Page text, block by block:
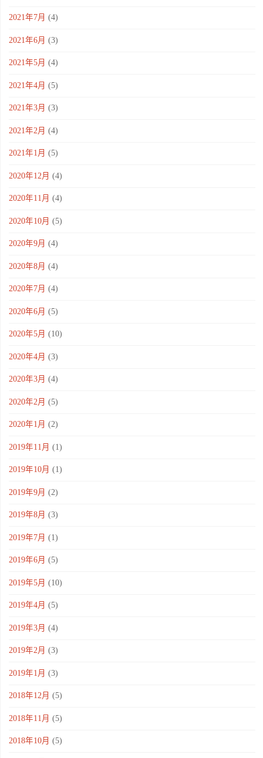
2021年7月 (4)
2021年6月 (3)
2021年5月 (4)
2021年4月 (5)
2021年3月 (3)
2021年2月 (4)
2021年1月 (5)
2020年12月 (4)
2020年11月 (4)
2020年10月 (5)
2020年9月 (4)
2020年8月 (4)
2020年7月 (4)
2020年6月 (5)
2020年5月 (10)
2020年4月 (3)
2020年3月 (4)
2020年2月 (5)
2020年1月 (2)
2019年11月 (1)
2019年10月 (1)
2019年9月 (2)
2019年8月 (3)
2019年7月 (1)
2019年6月 (5)
2019年5月 (10)
2019年4月 (5)
2019年3月 (4)
2019年2月 (3)
2019年1月 (3)
2018年12月 (5)
2018年11月 (5)
2018年10月 (5)